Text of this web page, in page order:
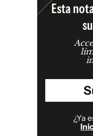
Esta
¿Ya